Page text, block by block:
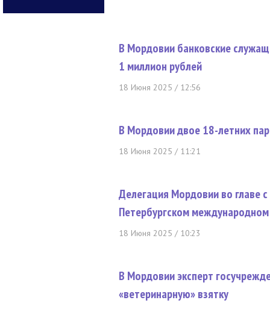
В Мордовии банковские
1 миллион рублей
18 Июня 2025 / 12:56
В Мордовии двое 18-летних
18 Июня 2025 / 11:21
Делегация Мордовии во главе
Петербургском
18 Июня 2025 / 10:23
В Мордовии эксперт
«ветеринарную» взятку